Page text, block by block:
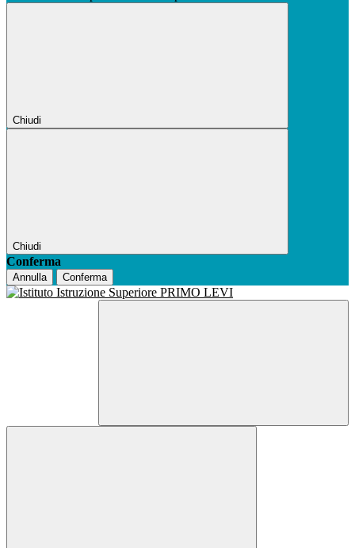
Chiudi
Chiudi
Conferma
Annulla Conferma